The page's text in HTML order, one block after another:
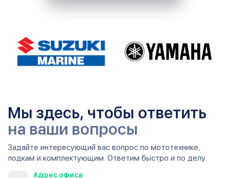
Мы здесь, чтобы ответить
на ваши вопросы
Задайте интересующий вас вопрос по мототехнике,
лодкам и комплектующим. Ответим быстро и по делу.
Адрес офиса